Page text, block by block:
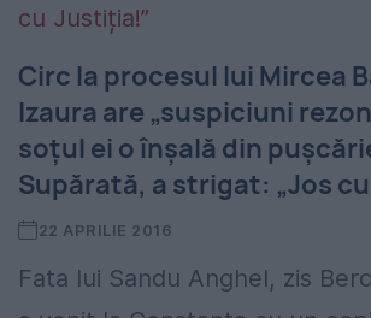
Circ la procesul lui Mircea
Izaura are „suspiciuni
soțul ei o înșală din
Supărată, a strigat: „Jos
22 APRILIE 2016
Fata lui Sandu Anghel, zis